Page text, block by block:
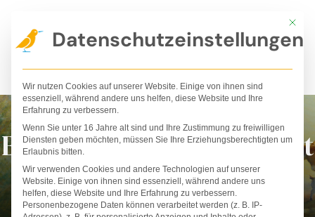
Inhalt
springen
Bilderbücher für die Welt
von morgen!
Mit
Datenschutzeinstellungen
Wir nutzen Cookies auf unserer Website. Einige von ihnen sind
essenziell, während andere uns helfen, diese Website und Ihre
Erfahrung zu verbessern.
Wenn Sie unter 16 Jahre alt sind und Ihre Zustimmung zu freiwilligen
Diensten geben möchten, müssen Sie Ihre Erziehungsberechtigten um
Erlaubnis bitten.
Wir verwenden Cookies und andere Technologien auf unserer
Website. Einige von ihnen sind essenziell, während andere uns
helfen, diese Website und Ihre Erfahrung zu verbessern.
Personenbezogene Daten können verarbeitet werden (z. B. IP-